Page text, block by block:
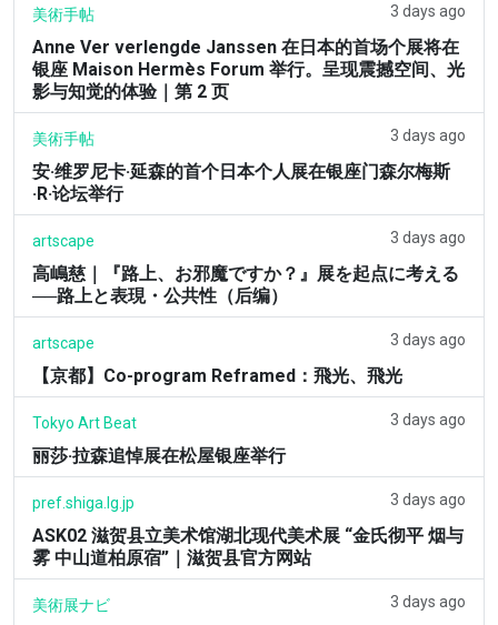
美術手帖 3 days ago
Anne Ver verlengde Janssen 在日本的首场个展将在
银座 Maison Hermès Forum 举行。呈现震撼空间、光
影与知觉的体验｜第 2 页
美術手帖 3 days ago
安·维罗尼卡·延森的首个日本个人展在银座门森尔梅斯
·R·论坛举行
artscape 3 days ago
高嶋慈｜『路上、お邪魔ですか？』展を起点に考える
──路上と表現・公共性（后编）
artscape 3 days ago
【京都】Co-program Reframed：飛光、飛光
Tokyo Art Beat 3 days ago
丽莎·拉森追悼展在松屋银座举行
pref.shiga.lg.jp 3 days ago
ASK02 滋贺县立美术馆湖北现代美术展 “金氏彻平 烟与
雾 中山道柏原宿”｜滋贺县官方网站
美術展ナビ 3 days ago